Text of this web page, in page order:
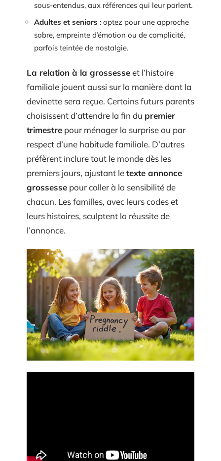
sous-entendus, aux références qui leur parlent.
Adultes et seniors : optez pour une approche
sobre, empreinte d’émotion ou de complicité,
parfois teintée de nostalgie.
La relation à la grossesseet l’histoire
familiale jouent aussi sur la manière dont la
devinette sera reçue. Certains futurs parents
choisissent d’attendre la fin du premier
trimestre pour ménager la surprise ou par
respect d’une habitude familiale. D’autres
préfèrent inclure tout le monde dès les
premiers jours, ajustant letexte annonce
grossesse pour coller à la sensibilité de
chacun. Les familles, avec leurs codes et
leurs histoires, sculptent la réussite de
l’annonce.